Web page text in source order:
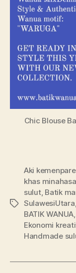
Chic Blouse
Tags
Aki
khas
sulut, Batik
SulawesiUtara,
BATIK WANUA,
Ekonomi
Handmade